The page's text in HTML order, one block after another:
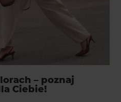
– poznaj
Ciebie!